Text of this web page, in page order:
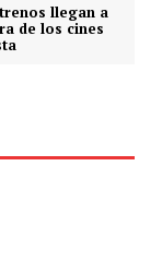
llegan a
de los cines